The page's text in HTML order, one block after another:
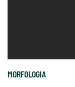
MORFOLOGIA